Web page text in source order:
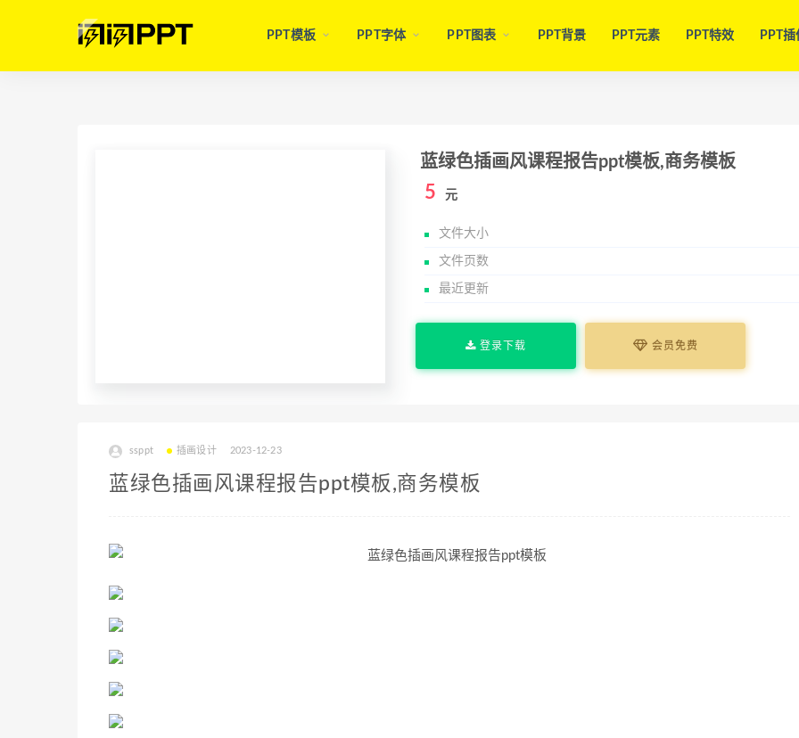
PPT模板 PPT字体 PPT图表 PPT背景 PPT元素 PPT特效 PPT插
蓝绿色插画风课程报告ppt模板,商务模板
5 元
文件大小
文件页数
最近更新
登录下载 会员免费
ssppt 插画设计 2023-12-23
蓝绿色插画风课程报告ppt模板,商务模板